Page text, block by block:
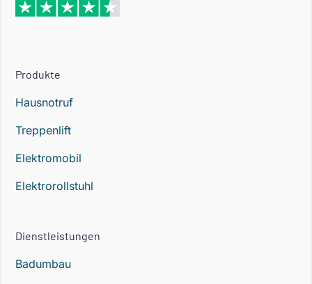
Produkte
Hausnotruf
Treppenlift
Elektromobil
Elektrorollstuhl
Dienstleistungen
Badumbau